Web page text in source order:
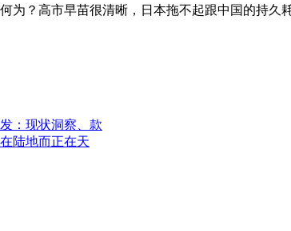
为？高市早苗很清晰，日本拖不起跟中国的持
：现状洞察、款
陆地而正在天